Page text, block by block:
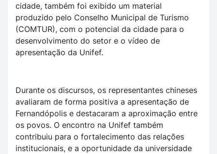
cidade, também foi exibido um material
produzido pelo Conselho Municipal de Turismo
(COMTUR), com o potencial da cidade para o
desenvolvimento do setor e o vídeo de
apresentação da Unifef.
Durante os discursos, os representantes chineses
avaliaram de forma positiva a apresentação de
Fernandópolis e destacaram a aproximação entre
os povos. O encontro na Unifef também
contribuiu para o fortalecimento das relações
institucionais, e a oportunidade da universidade